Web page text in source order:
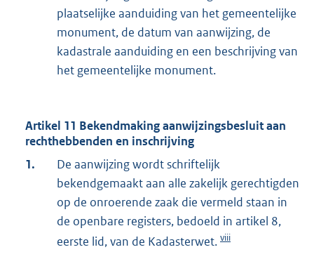
plaatselijke aanduiding van het gemeentelijke
monument, de datum van aanwijzing, de
kadastrale aanduiding en een beschrijving van
het gemeentelijke monument.
Artikel 11 Bekendmaking aanwijzingsbesluit aan
rechthebbenden en inschrijving
1.
De aanwijzing wordt schriftelijk
bekendgemaakt aan alle zakelijk gerechtigden
op de onroerende zaak die vermeld staan in
de openbare registers, bedoeld in artikel 8,
eerste lid, van de Kadasterwet. viii